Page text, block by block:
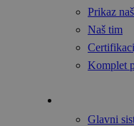
Prikaz
Naš tim
Komplet
Glavni